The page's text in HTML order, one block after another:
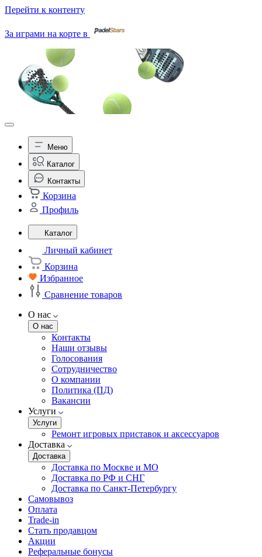
Перейти к контенту
За играми на корте в
Меню
Каталог
Контакты
Корзина
Профиль
Каталог
Личный кабинет
Корзина
Избранное
Сравнение товаров
О нас
О нас
Контакты
Наши отзывы
Голосования
Сотрудничество
О компании
Политика (ПД)
Вакансии
Услуги
Услуги
Ремонт игровых приставок и аксессуаров
Доставка
Доставка
Доставка по Москве и МО
Доставка по РФ и СНГ
Доставка по Санкт-Петербургу
Самовывоз
Оплата
Trade-in
Стать продавцом
Акции
Реферальные бонусы